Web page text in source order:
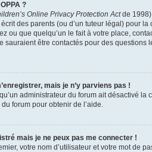
?
Online Privacy Protection Actde 1998)
des parents (ou d’un tuteur légal) pour
ou que quelqu’un le fait à votre place,
sauraient être contactés pour des questions
mais je n’y parviens pas !
qu’un administrateur du forum ait désactivé
forum pour obtenir de l’aide.
mais je ne peux pas me connecter !
votre nom d’utilisateur et votre mot de